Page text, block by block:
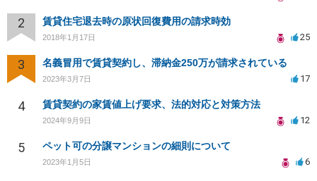
2 賃貸住宅退去時の原状回復費用の請求時効
2018年1月17日 25
3 名義冒用で賃貸契約し、滞納金250万が請求されている
2023年3月7日 17
4 賃貸契約の家賃値上げ要求、法的対応と対策方法
2024年9月9日 12
5 ペット可の分譲マンションの細則について
2023年1月5日 6